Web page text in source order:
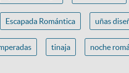
Escapada Romántica uñas
tinaja noche